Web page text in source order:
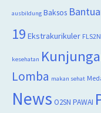
ausbildung Baksos
19 Ekstrakurikuler FLS2N
kesehatan
Lomba makan sehat
News O2SN PAWAI